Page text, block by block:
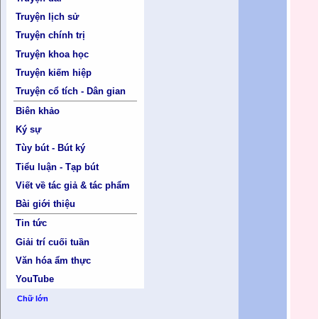
Truyện lịch sử
Truyện chính trị
Truyện khoa học
Truyện kiếm hiệp
Truyện cổ tích - Dân gian
Biên khảo
Ký sự
Tùy bút - Bút ký
Tiểu luận - Tạp bút
Viết về tác giả & tác phẩm
Bài giới thiệu
Tin tức
Giải trí cuối tuần
Văn hóa ẩm thực
YouTube
Chữ lớn